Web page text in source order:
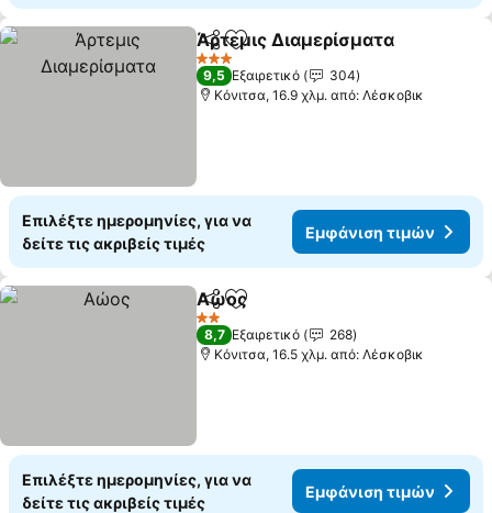
Κοινοποίηση
Προσθήκη στα αγαπημένα
Άρτεμις Διαμερίσματα
3 Αστέρια
9,5 Εξαιρετικό
304
Κόνιτσα, 16.9 χλμ. από: Λέσκοβικ
Επιλέξτε ημερομηνίες, για να
δείτε τις ακριβείς τιμές
Εμφάνιση τιμών
Κοινοποίηση
Προσθήκη στα αγαπημένα
Αώος
2 Αστέρια
8,7 Εξαιρετικό
268
Κόνιτσα, 16.5 χλμ. από: Λέσκοβικ
Επιλέξτε ημερομηνίες, για να
δείτε τις ακριβείς τιμές
Εμφάνιση τιμών